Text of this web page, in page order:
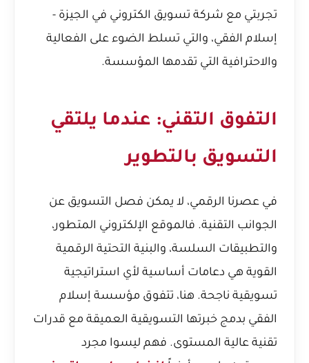
تجربتي مع شركة تسويق الكتروني في الجيزة -
إسلام الفقي، والتي تسلط الضوء على الفعالية
والاحترافية التي تقدمها المؤسسة.
التفوق التقني: عندما يلتقي
التسويق بالتطوير
في عصرنا الرقمي، لا يمكن فصل التسويق عن
الجوانب التقنية. فالموقع الإلكتروني المتطور،
والتطبيقات السلسة، والبنية التحتية الرقمية
القوية هي دعامات أساسية لأي استراتيجية
تسويقية ناجحة. هنا، تتفوق مؤسسة إسلام
الفقي بدمج خبرتها التسويقية العميقة مع قدرات
تقنية عالية المستوى. فهم ليسوا مجرد